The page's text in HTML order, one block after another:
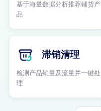
基于海量数据分析推荐铺货产
品
滞销清理
检测产品销量及流量并一键处
理